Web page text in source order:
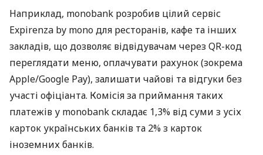
Наприклад, monobank розробив цілий сервіс
Expirenza by mono для ресторанів, кафе та інших
закладів, що дозволяє відвідувачам через QR-код
переглядати меню, оплачувати рахунок (зокрема
Apple/Google Pay), залишати чайові та відгуки без
участі офіціанта. Комісія за приймання таких
платежів у monobank складає 1,3% від суми з усіх
карток українських банків та 2% з карток
іноземних банків.